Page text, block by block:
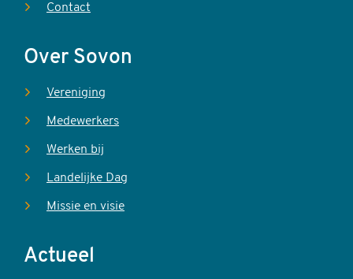
Contact
Over Sovon
Vereniging
Medewerkers
Werken bij
Landelijke Dag
Missie en visie
Actueel